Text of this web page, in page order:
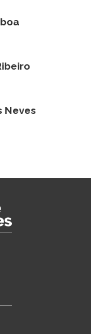
Neves